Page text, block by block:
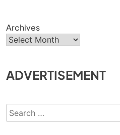
Archives
ADVERTISEMENT
Search
for: